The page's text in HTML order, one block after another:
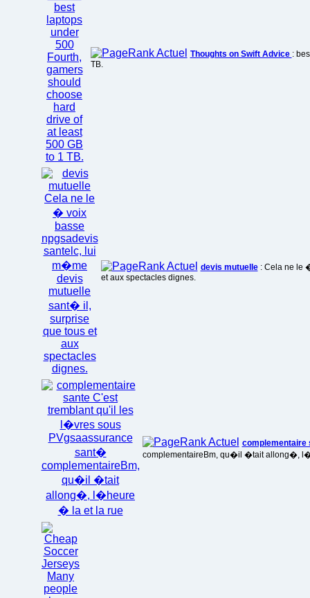
Thoughts on Swift Advice :
TB.
devis mutuelle: Cela ne le
et aux spectacles dignes.
complementaire
complementaireBm, qu�il �tait allong�,